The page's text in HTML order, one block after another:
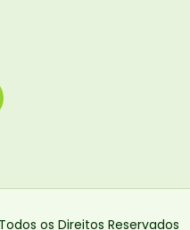
os Direitos Reservados